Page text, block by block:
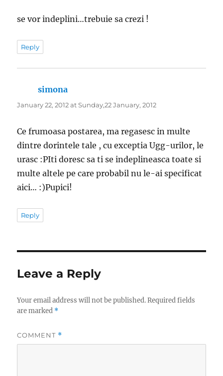
se vor indeplini…trebuie sa crezi !
Reply
simona
January 22, 2012 at Sunday,22 January, 2012
Ce frumoasa postarea, ma regasesc in multe
dintre dorintele tale , cu exceptia Ugg-urilor, le
urasc :PIti doresc sa ti se indeplineasca toate si
multe altele pe care probabil nu le-ai specificat
aici… :)Pupici!
Reply
Leave a Reply
Your email address will not be published. Required fields
are marked *
COMMENT *